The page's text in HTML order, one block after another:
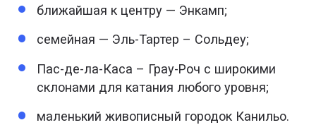
ближайшая к центру — Энкамп;
семейная — Эль-Тартер – Сольдеу;
Пас-де-ла-Каса – Грау-Роч с широкими
склонами для катания любого уровня;
маленький живописный городок Канильо.